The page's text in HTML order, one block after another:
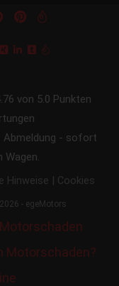
von 5.0 Punkten
- sofort
Wagen.
Hinweise | Cookies
- egeMotors
Motorschaden?